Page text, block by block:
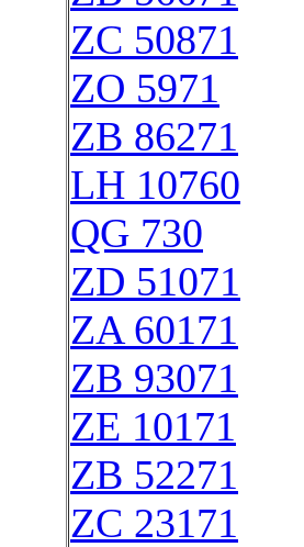
ZC 50871
ZO 5971
ZB 86271
LH 10760
QG 730
ZD 51071
ZA 60171
ZB 93071
ZE 10171
ZB 52271
ZC 23171